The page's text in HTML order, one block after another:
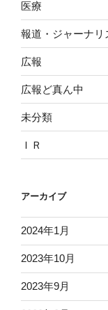
医療
報道・ジャーナリ
広報
広報ど真ん中
未分類
ＩＲ
アーカイブ
2024年1月
2023年10月
2023年9月